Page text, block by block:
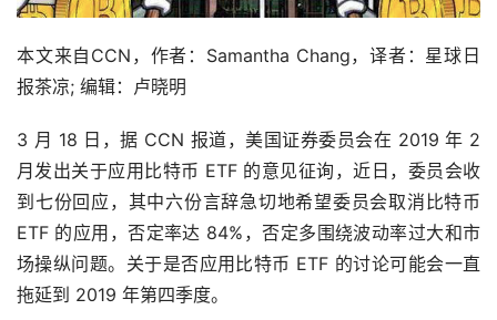
本文来自CCN，作者：Samantha Chang，译者：星球日
报茶凉; 编辑：卢晓明
3 月 18 日，据 CCN 报道，美国证券委员会在 2019 年 2
月发出关于应用比特币 ETF 的意见征询，近日，委员会收
到七份回应，其中六份言辞急切地希望委员会取消比特币
ETF 的应用，否定率达 84%，否定多围绕波动率过大和市
场操纵问题。关于是否应用比特币 ETF 的讨论可能会一直
拖延到 2019 年第四季度。